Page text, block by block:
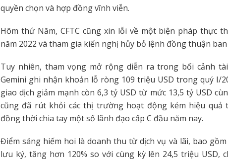
quyền chọn và hợp đồng vĩnh viễn.
Hôm thứ Năm, CFTC cũng xin lỗi về một biện pháp thực
năm 2022 và tham gia kiến nghị hủy bỏ lệnh đồng thuận
Tuy nhiên, tham vọng mở rộng diễn ra trong bối cảnh
Gemini ghi nhận khoản lỗ ròng 109 triệu USD trong quý I/
giao dịch giảm mạnh còn 6,3 tỷ USD từ mức 13,5 tỷ USD
cũng đã rút khỏi các thị trường hoạt động kém hiệu quả
đồng thời chia tay một số lãnh đạo cấp C đầu năm nay.
Điểm sáng hiếm hoi là doanh thu từ dịch vụ và lãi, bao
lưu ký, tăng hơn 120% so với cùng kỳ lên 24,5 triệu USD,